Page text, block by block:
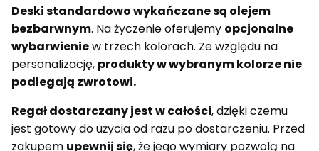
Deski standardowo wykańczane są olejem
bezbarwnym. Na życzenie oferujemy opcjonalne
wybarwieniew trzech kolorach. Ze względu na
personalizację, produkty w wybranym kolorze nie
podlegają zwrotowi.
Regał dostarczany jest w całości, dzięki czemu
jest gotowy do użycia od razu po dostarczeniu. Przed
zakupem upewnij się, że jego wymiary pozwolą na